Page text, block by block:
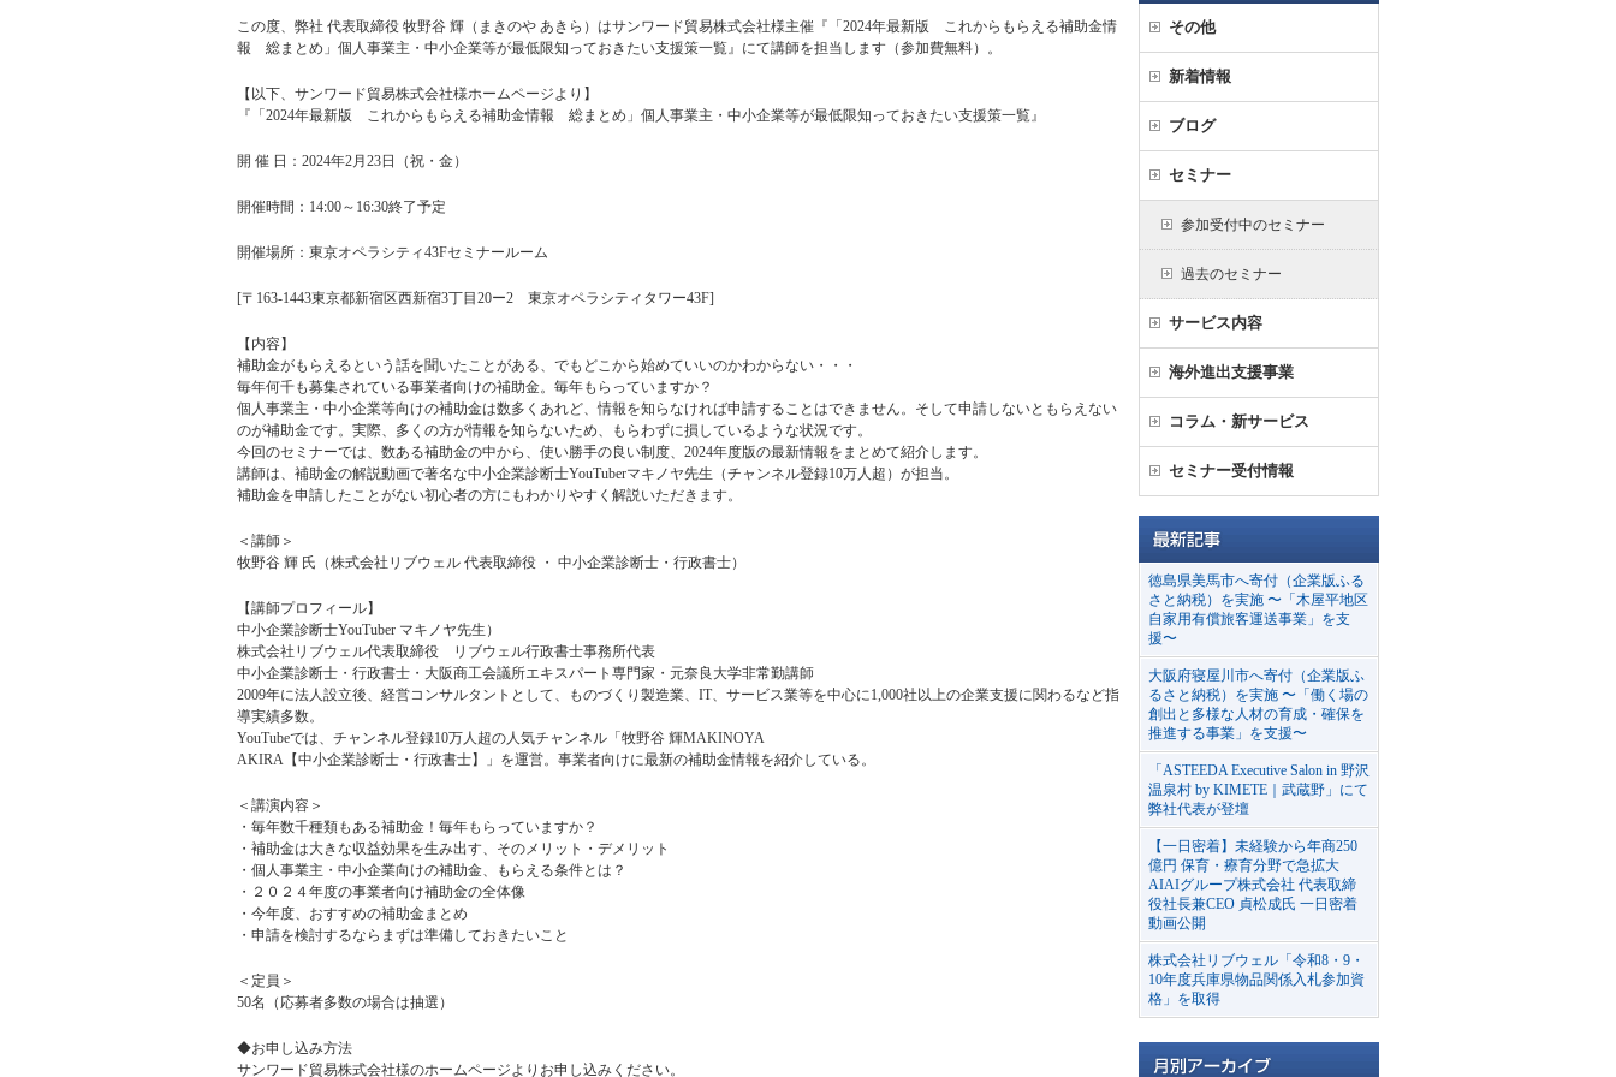
この度、弊社 代表取締役 牧野谷 輝（まきのや あきら）はサンワード貿易株式会社様主催『「2024年最新版 これからもらえる補助金情
報 総まとめ」個人事業主・中小企業等が最低限知っておきたい支援策一覧』にて講師を担当します（参加費無料）。
【以下、サンワード貿易株式会社様ホームページより】
『「2024年最新版 これからもらえる補助金情報 総まとめ」個人事業主・中小企業等が最低限知っておきたい支援策一覧』
開 催 日：2024年2月23日（祝・金）
開催時間：14:00～16:30終了予定
開催場所：東京オペラシティ43Fセミナールーム
[〒163-1443東京都新宿区西新宿3丁目20ー2 東京オペラシティタワー43F]
【内容】
補助金がもらえるという話を聞いたことがある、でもどこから始めていいのかわからない・・・
毎年何千も募集されている事業者向けの補助金。毎年もらっていますか？
個人事業主・中小企業等向けの補助金は数多くあれど、情報を知らなければ申請することはできません。そして申請しないともらえない
のが補助金です。実際、多くの方が情報を知らないため、もらわずに損しているような状況です。
今回のセミナーでは、数ある補助金の中から、使い勝手の良い制度、2024年度版の最新情報をまとめて紹介します。
講師は、補助金の解説動画で著名な中小企業診断士YouTuberマキノヤ先生（チャンネル登録10万人超）が担当。
補助金を申請したことがない初心者の方にもわかりやすく解説いただきます。
＜講師＞
牧野谷 輝 氏（株式会社リブウェル 代表取締役 ・ 中小企業診断士・行政書士）
【講師プロフィール】
中小企業診断士YouTuber マキノヤ先生）
株式会社リブウェル代表取締役 リブウェル行政書士事務所代表
中小企業診断士・行政書士・大阪商工会議所エキスパート専門家・元奈良大学非常勤講師
2009年に法人設立後、経営コンサルタントとして、ものづくり製造業、IT、サービス業等を中心に1,000社以上の企業支援に関わるなど指
導実績多数。
YouTubeでは、チャンネル登録10万人超の人気チャンネル「牧野谷 輝MAKINOYA
AKIRA【中小企業診断士・行政書士】」を運営。事業者向けに最新の補助金情報を紹介している。
＜講演内容＞
・毎年数千種類もある補助金！毎年もらっていますか？
・補助金は大きな収益効果を生み出す、そのメリット・デメリット
・個人事業主・中小企業向けの補助金、もらえる条件とは？
・２０２４年度の事業者向け補助金の全体像
・今年度、おすすめの補助金まとめ
・申請を検討するならまずは準備しておきたいこと
＜定員＞
50名（応募者多数の場合は抽選）
◆お申し込み方法
サンワード貿易株式会社様のホームページよりお申し込みください。
その他
新着情報
ブログ
セミナー
参加受付中のセミナー
過去のセミナー
サービス内容
海外進出支援事業
コラム・新サービス
セミナー受付情報
徳島県美馬市へ寄付（企業版ふる
さと納税）を実施 〜「木屋平地区
自家用有償旅客運送事業」を支
援〜
大阪府寝屋川市へ寄付（企業版ふ
るさと納税）を実施 〜「働く場の
創出と多様な人材の育成・確保を
推進する事業」を支援〜
「ASTEEDA Executive Salon in 野沢
温泉村 by KIMETE｜武蔵野」にて
弊社代表が登壇
【一日密着】未経験から年商250
億円 保育・療育分野で急拡大
AIAIグループ株式会社 代表取締
役社長兼CEO 貞松成氏 一日密着
動画公開
株式会社リブウェル「令和8・9・
10年度兵庫県物品関係入札参加資
格」を取得